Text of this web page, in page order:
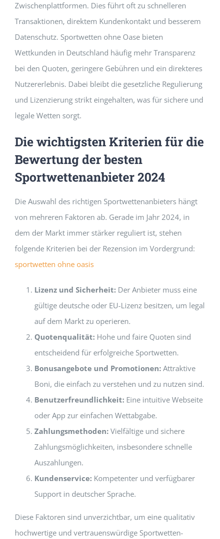
Zwischenplattformen. Dies führt oft zu schnelleren
Transaktionen, direktem Kundenkontakt und besserem
Datenschutz. Sportwetten ohne Oase bieten
Wettkunden in Deutschland häufig mehr Transparenz
bei den Quoten, geringere Gebühren und ein direkteres
Nutzererlebnis. Dabei bleibt die gesetzliche Regulierung
und Lizenzierung strikt eingehalten, was für sichere und
legale Wetten sorgt.
Die wichtigsten Kriterien für die
Bewertung der besten
Sportwettenanbieter 2024
Die Auswahl des richtigen Sportwettenanbieters hängt
von mehreren Faktoren ab. Gerade im Jahr 2024, in
dem der Markt immer stärker reguliert ist, stehen
folgende Kriterien bei der Rezension im Vordergrund:
sportwetten ohne oasis
Lizenz und Sicherheit: Der Anbieter muss eine
gültige deutsche oder EU-Lizenz besitzen, um legal
auf dem Markt zu operieren.
Quotenqualität: Hohe und faire Quoten sind
entscheidend für erfolgreiche Sportwetten.
Bonusangebote und Promotionen: Attraktive
Boni, die einfach zu verstehen und zu nutzen sind.
Benutzerfreundlichkeit: Eine intuitive Webseite
oder App zur einfachen Wettabgabe.
Zahlungsmethoden: Vielfältige und sichere
Zahlungsmöglichkeiten, insbesondere schnelle
Auszahlungen.
Kundenservice: Kompetenter und verfügbarer
Support in deutscher Sprache.
Diese Faktoren sind unverzichtbar, um eine qualitativ
hochwertige und vertrauenswürdige Sportwetten-